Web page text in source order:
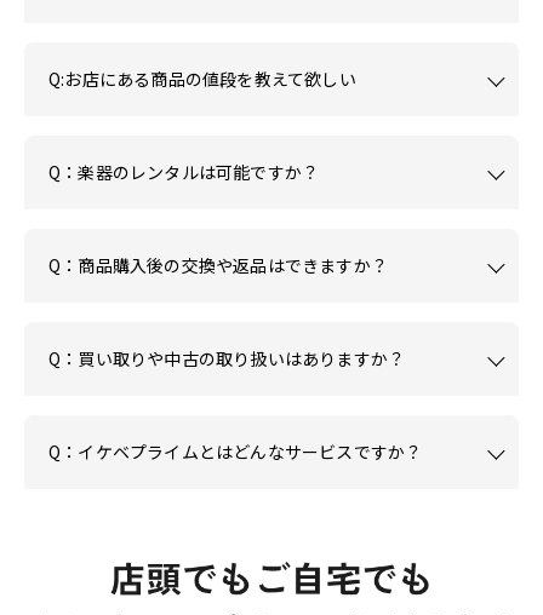
Q:お店にある商品の値段を教えて欲しい
Q：楽器のレンタルは可能ですか？
Q：商品購入後の交換や返品はできますか？
Q：買い取りや中古の取り扱いはありますか？
Q：イケベプライムとはどんなサービスですか？